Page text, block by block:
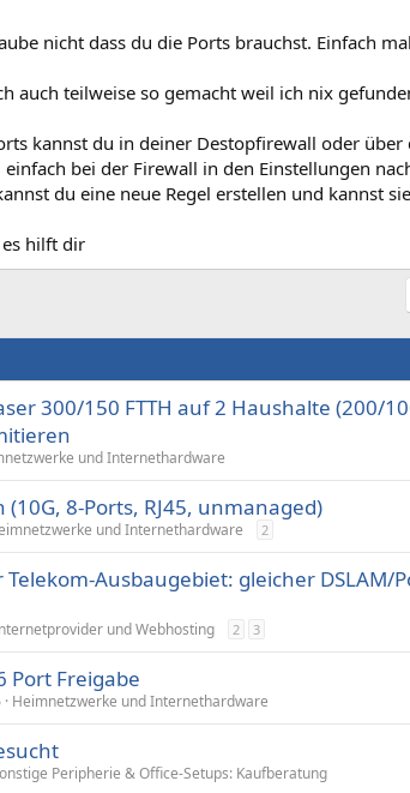
nicht dass du die Ports brauchst. Einfach
auch teilweise so gemacht weil ich nix
kannst du in deiner Destopfirewall oder
einfach bei der Firewall in den Einstellungen
du eine neue Regel erstellen und kannst
hilft dir
300/150 FTTH auf 2 Haushalte (200/
und Internethardware
(10G, 8-Ports, RJ45, unmanaged)
und Internethardware 2
Telekom-Ausbaugebiet: gleicher DSLAM/
und Webhosting 2 3
Port Freigabe
Heimnetzwerke und Internethardware
Peripherie & Office-Setups: Kaufberatung